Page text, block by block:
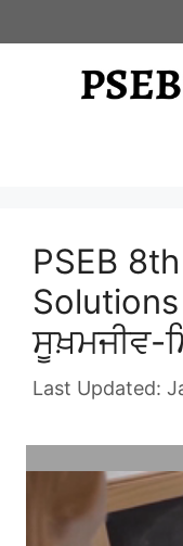
to
PSEB
ਸੂਖ਼ਮਜੀਵ-